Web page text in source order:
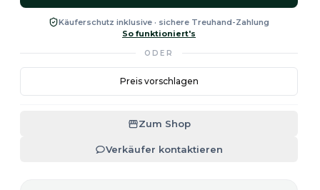
Käuferschutz inklusive · sichere Treuhand-Zahlung
So funktioniert's
ODER
Preis vorschlagen
Zum Shop
Verkäufer kontaktieren